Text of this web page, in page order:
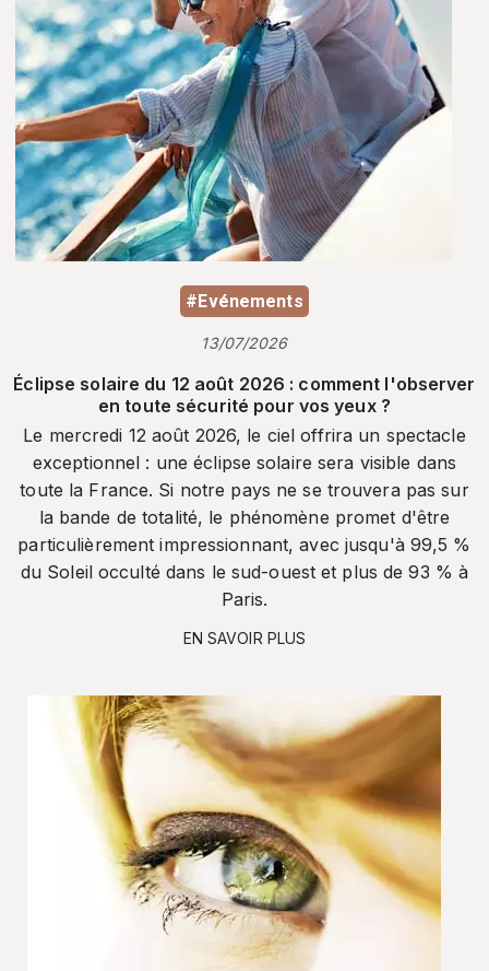
#Evénements
13/07/2026
Éclipse solaire du 12 août 2026 : comment l'observer
en toute sécurité pour vos yeux ?
Le mercredi 12 août 2026, le ciel offrira un spectacle
exceptionnel : une éclipse solaire sera visible dans
toute la France. Si notre pays ne se trouvera pas sur
la bande de totalité, le phénomène promet d'être
particulièrement impressionnant, avec jusqu'à 99,5 %
du Soleil occulté dans le sud-ouest et plus de 93 % à
Paris.
EN SAVOIR PLUS